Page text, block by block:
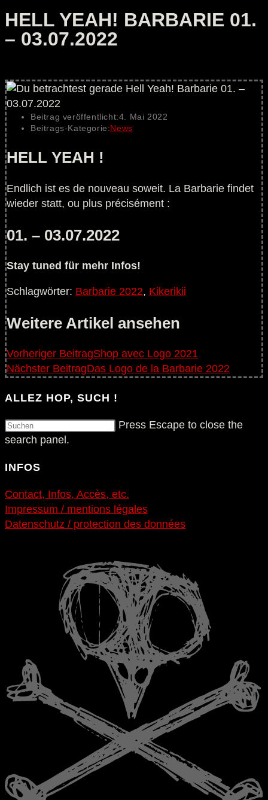
HELL YEAH! BARBARIE 01.
– 03.07.2022
Beitrag veröffentlicht:4. Mai 2022
Beitrags-Kategorie:News
HELL YEAH !
Endlich ist es de nouveau soweit. La Barbarie findet
wieder statt, ou plus précisément :
01. – 03.07.2022
Stay tuned für mehr Infos!
Schlagwörter: Barbarie 2022, Kikerikii
Weitere Artikel ansehen
Vorheriger BeitragShop avec Logo 2021
Nächster BeitragDas Logo de la Barbarie 2022
ALLEZ HOP, SUCH !
Press Escape to close the
search panel.
INFOS
Contact, Infos, Accès, etc.
Impressum / mentions légales
Datenschutz / protection des données